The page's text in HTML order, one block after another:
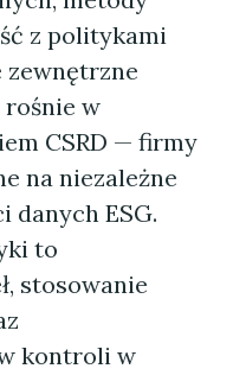
z politykami
zewnętrzne
rośnie w
CSRD — firmy
na niezależne
danych ESG.
to
stosowanie
kontroli w